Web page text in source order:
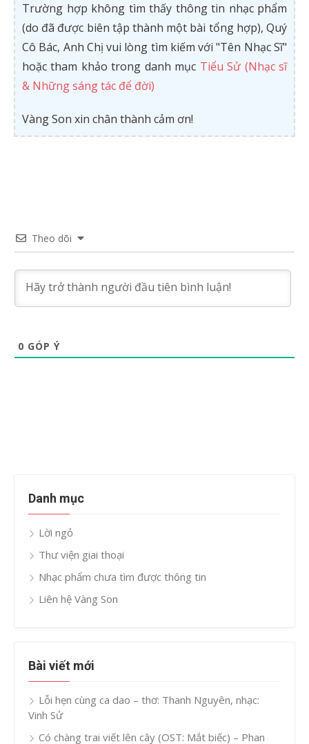
Trường hợp không tìm thấy thông tin nhạc phẩm
(do đã được biên tập thành một bài tổng hợp), Quý
Cô Bác, Anh Chị vui lòng tìm kiếm với "Tên Nhạc Sĩ"
hoặc tham khảo trong danh mục Tiểu Sử (Nhạc sĩ
& Những sáng tác để đời)
Vàng Son xin chân thành cảm ơn!
Theo dõi
0 GÓP Ý
Danh mục
Lời ngỏ
Thư viện giai thoại
Nhạc phẩm chưa tìm được thông tin
Liên hệ Vàng Son
Bài viết mới
Lỗi hẹn cùng ca dao – thơ: Thanh Nguyên, nhạc:
Vinh Sử
Có chàng trai viết lên cây (OST: Mắt biếc) – Phan